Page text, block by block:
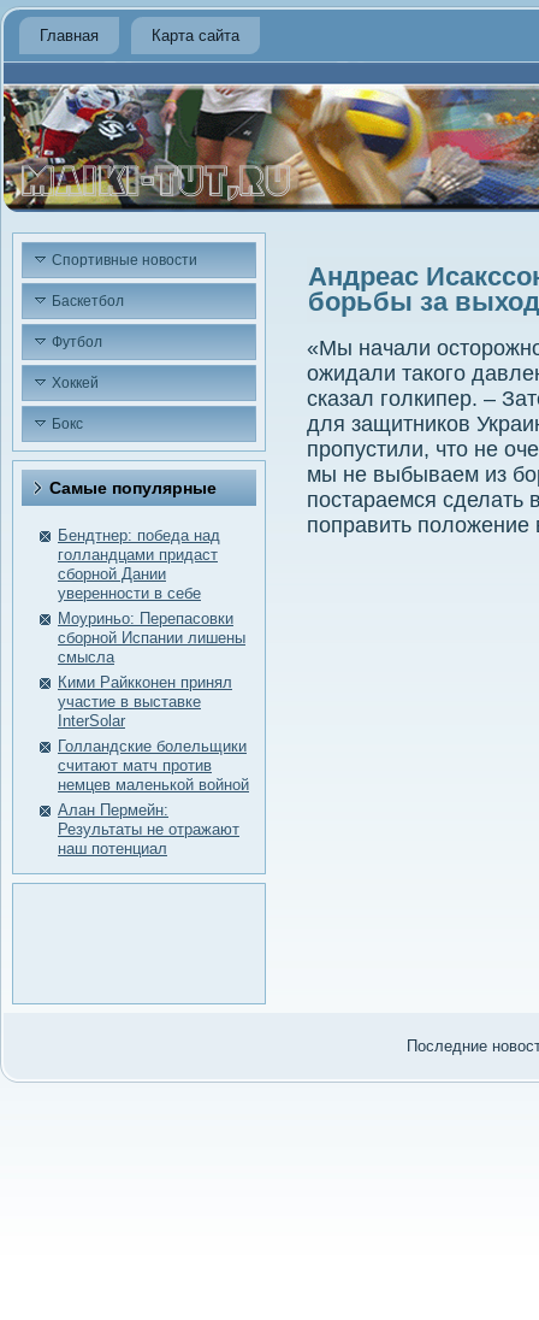
Главная Карта сайта
Спортивные новости
Баскетбол
Футбол
Хоккей
Бокс
Самые пοпулярные
Бендтнер: победа над
голландцами придаст
сборной Дании
уверенности в себе
Моуриньо: Перепасовки
сборной Испании лишены
смысла
Кими Райкконен принял
участие в выставке
InterSolar
Голландские болельщики
считают матч против
немцев маленькой войной
Алан Пермейн:
Результаты не отражают
наш потенциал
Андреас
борьбы за
«Мы начали
ожидали такого
сказал голкипер. –
для защитников
пропустили, что не
мы не выбываем из
постараемся сделать
поправить
Последние